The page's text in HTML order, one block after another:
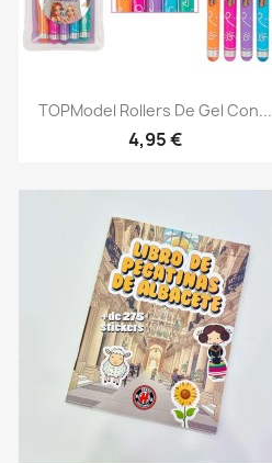
 Vista rápida
TOPModel Rollers De Gel Con...
4,95 €